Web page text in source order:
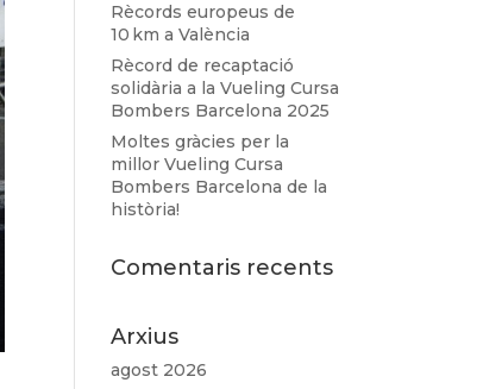
Rècords europeus de
10 km a València
Rècord de recaptació
solidària a la Vueling Cursa
Bombers Barcelona 2025
Moltes gràcies per la
millor Vueling Cursa
Bombers Barcelona de la
història!
Comentaris recents
Arxius
agost 2026